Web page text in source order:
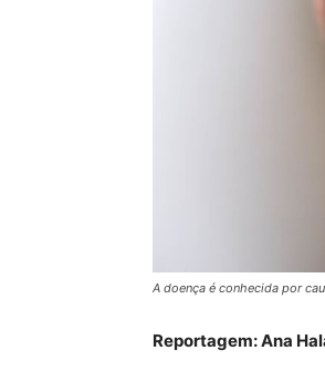
A doença é conhecida por
Reportagem: Ana